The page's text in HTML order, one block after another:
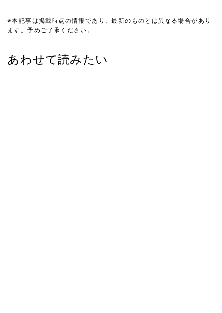
※本記事は掲載時点の情報であり、最新のものとは異なる場合があり
ます。予めご了承ください。
あわせて読みたい